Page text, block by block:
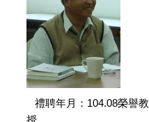
禮聘年月：104.08榮譽教